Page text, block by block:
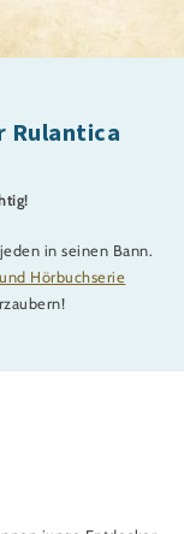
Rulantica
in seinen Bann.
Hörbuchserie